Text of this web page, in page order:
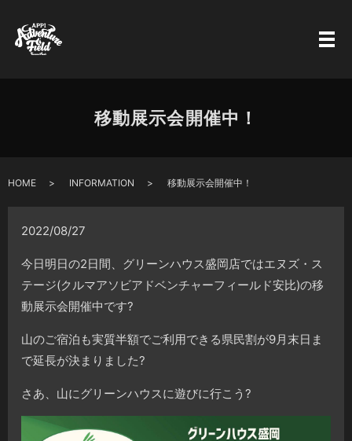
移動展示会開催中！
HOME INFORMATION 移動展示会開催中！
2022/08/27
今日明日の2日間、グリーンハウス盛岡店ではエヌズ・ス
テージ(クルマアソビアドベンチャーフィールド安比)の移
動展示会開催中です?
山のご宿泊も実質半額でご利用できる県民割が9月末日ま
で延長が決まりました?
さあ、山にグリーンハウスに遊びに行こう?